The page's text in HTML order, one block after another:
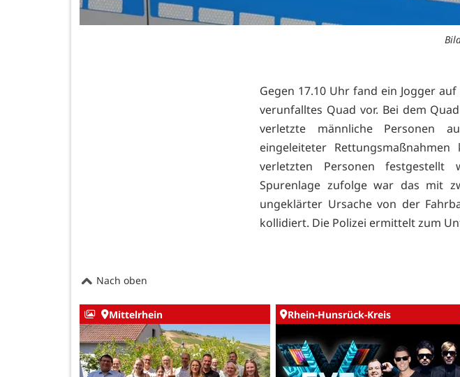
Gegen 17.10 Uhr fand ein Jogger
verunfalltes Quad vor. Bei dem
verletzte männliche Personen
eingeleiteter
verletzten Personen
Spurenlage zufolge war das mit
ungeklärter Ursache von der
kollidiert. Die Polizei ermittelt zum
Nach oben
Mittelrhein Rhein-Hunsrück-Kreis